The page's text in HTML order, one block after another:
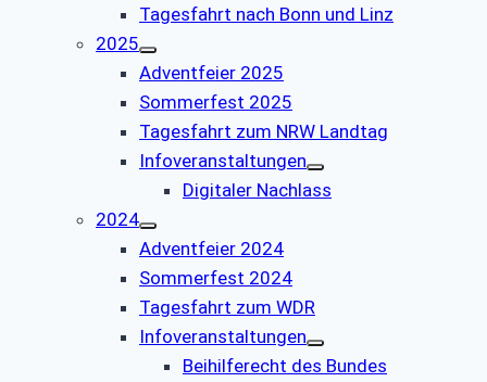
Tagesfahrt nach Bonn und Linz
2025
Adventfeier 2025
Sommerfest 2025
Tagesfahrt zum NRW Landtag
Infoveranstaltungen
Digitaler Nachlass
2024
Adventfeier 2024
Sommerfest 2024
Tagesfahrt zum WDR
Infoveranstaltungen
Beihilferecht des Bundes